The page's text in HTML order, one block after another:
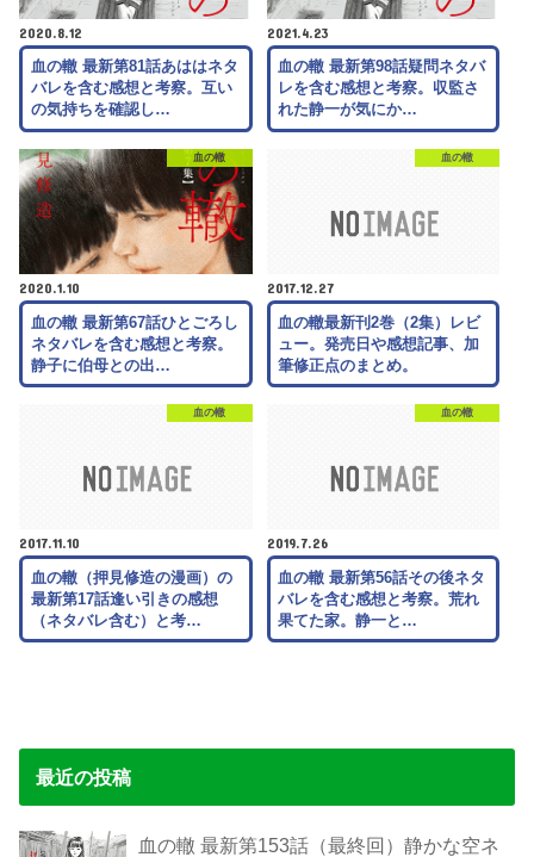
2020.8.12
血の轍 最新第81話あははネタ
バレを含む感想と考察。互い
の気持ちを確認し…
2021.4.23
血の轍 最新第98話疑問ネタバ
レを含む感想と考察。収監さ
れた静一が気にか…
血の轍
2020.1.10
血の轍 最新第67話ひとごろし
ネタバレを含む感想と考察。
静子に伯母との出…
血の轍
2017.12.27
血の轍最新刊2巻（2集）レビ
ュー。発売日や感想記事、加
筆修正点のまとめ。
血の轍
2017.11.10
血の轍（押見修造の漫画）の
最新第17話逢い引きの感想
（ネタバレ含む）と考…
血の轍
2019.7.26
血の轍 最新第56話その後ネタ
バレを含む感想と考察。荒れ
果てた家。静一と…
最近の投稿
血の轍 最新第153話（最終回）静かな空ネ